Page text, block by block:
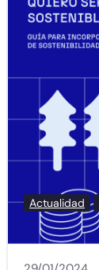
Actualidad